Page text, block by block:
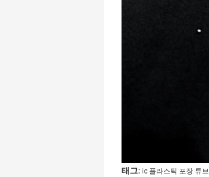
태그: ic 플라스틱 포장 튜브